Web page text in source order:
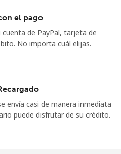
el pago
cuenta de PayPal, tarjeta de
No importa cuál elijas.
envía casi de manera inmediata
puede disfrutar de su crédito.